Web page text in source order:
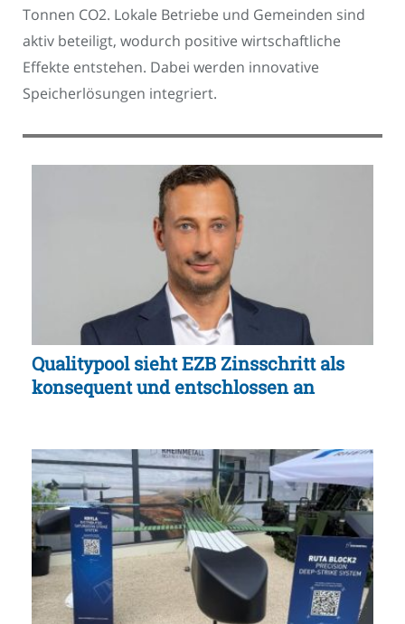
Tonnen CO2. Lokale Betriebe und Gemeinden sind
aktiv beteiligt, wodurch positive wirtschaftliche
Effekte entstehen. Dabei werden innovative
Speicherlösungen integriert.
Qualitypool sieht EZB Zinsschritt als
konsequent und entschlossen an